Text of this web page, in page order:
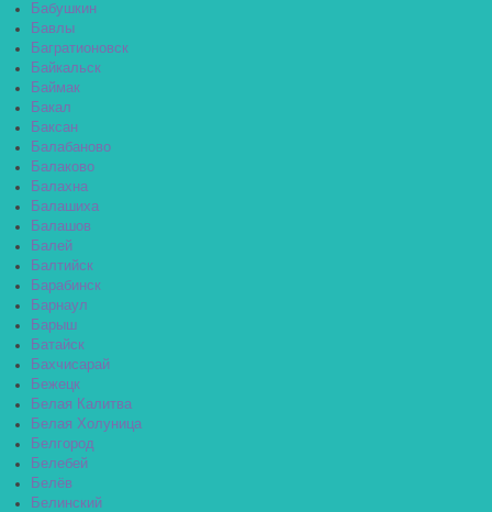
Бабушкин
Бавлы
Багратионовск
Байкальск
Баймак
Бакал
Баксан
Балабаново
Балаково
Балахна
Балашиха
Балашов
Балей
Балтийск
Барабинск
Барнаул
Барыш
Батайск
Бахчисарай
Бежецк
Белая Калитва
Белая Холуница
Белгород
Белебей
Белёв
Белинский